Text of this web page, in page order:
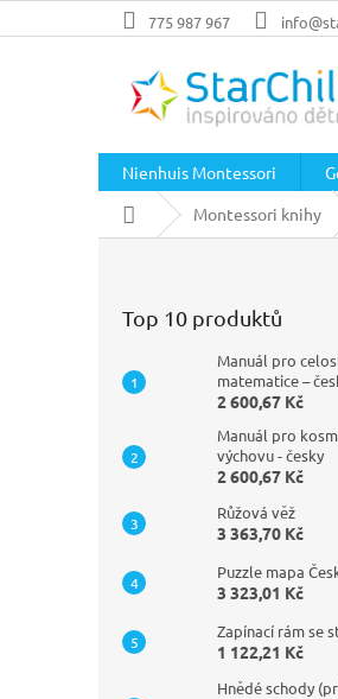
na
775 987 967
Nienhuis Montessori
Domů
Montessori knihy
Top 10 produktů
Manuál pro
matematice –
2 600,67 Kč
Manuál pro
výchovu - česky
2 600,67 Kč
Růžová věž
3 363,70 Kč
Puzzle mapa
3 323,01 Kč
Zapínací rám se
1 122,21 Kč
Hnědé schody